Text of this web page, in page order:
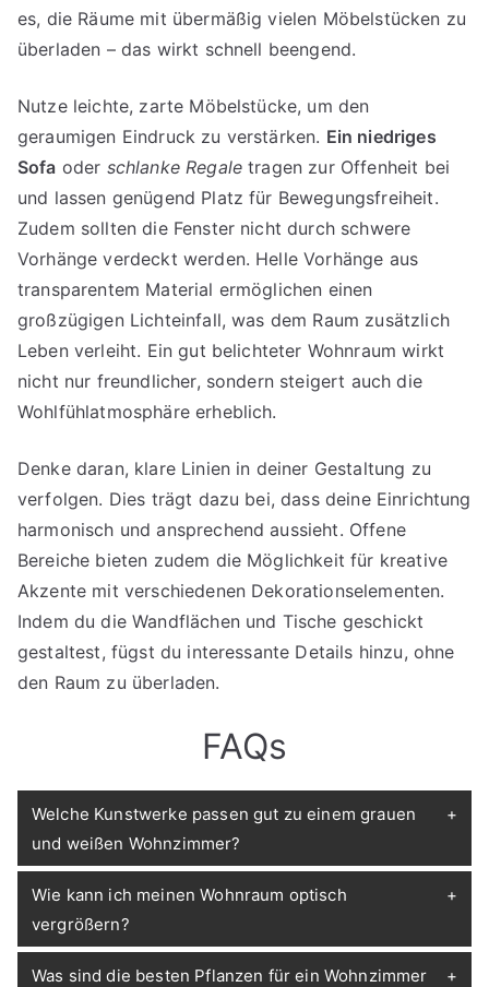
es, die Räume mit übermäßig vielen Möbelstücken zu
überladen – das wirkt schnell beengend.
Nutze leichte, zarte Möbelstücke, um den
geraumigen Eindruck zu verstärken. Ein niedriges
Sofa oder schlanke Regale tragen zur Offenheit bei
und lassen genügend Platz für Bewegungsfreiheit.
Zudem sollten die Fenster nicht durch schwere
Vorhänge verdeckt werden. Helle Vorhänge aus
transparentem Material ermöglichen einen
großzügigen Lichteinfall, was dem Raum zusätzlich
Leben verleiht. Ein gut belichteter Wohnraum wirkt
nicht nur freundlicher, sondern steigert auch die
Wohlfühlatmosphäre erheblich.
Denke daran, klare Linien in deiner Gestaltung zu
verfolgen. Dies trägt dazu bei, dass deine Einrichtung
harmonisch und ansprechend aussieht. Offene
Bereiche bieten zudem die Möglichkeit für kreative
Akzente mit verschiedenen Dekorationselementen.
Indem du die Wandflächen und Tische geschickt
gestaltest, fügst du interessante Details hinzu, ohne
den Raum zu überladen.
FAQs
Welche Kunstwerke passen gut zu einem grauen
und weißen Wohnzimmer?
Wie kann ich meinen Wohnraum optisch
vergrößern?
Was sind die besten Pflanzen für ein Wohnzimmer